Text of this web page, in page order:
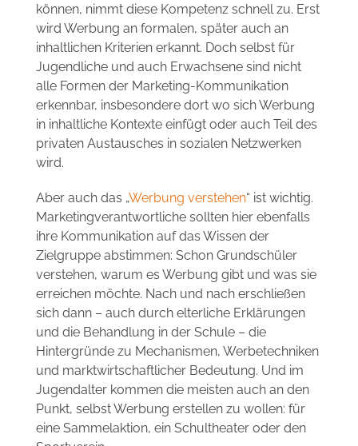
können, nimmt diese Kompetenz schnell zu. Erst
wird Werbung an formalen, später auch an
inhaltlichen Kriterien erkannt. Doch selbst für
Jugendliche und auch Erwachsene sind nicht
alle Formen der Marketing-Kommunikation
erkennbar, insbesondere dort wo sich Werbung
in inhaltliche Kontexte einfügt oder auch Teil des
privaten Austausches in sozialen Netzwerken
wird.
Aber auch das „Werbung verstehen“ ist wichtig.
Marketingverantwortliche sollten hier ebenfalls
ihre Kommunikation auf das Wissen der
Zielgruppe abstimmen: Schon Grundschüler
verstehen, warum es Werbung gibt und was sie
erreichen möchte. Nach und nach erschließen
sich dann – auch durch elterliche Erklärungen
und die Behandlung in der Schule – die
Hintergründe zu Mechanismen, Werbetechniken
und marktwirtschaftlicher Bedeutung. Und im
Jugendalter kommen die meisten auch an den
Punkt, selbst Werbung erstellen zu wollen: für
eine Sammelaktion, ein Schultheater oder den